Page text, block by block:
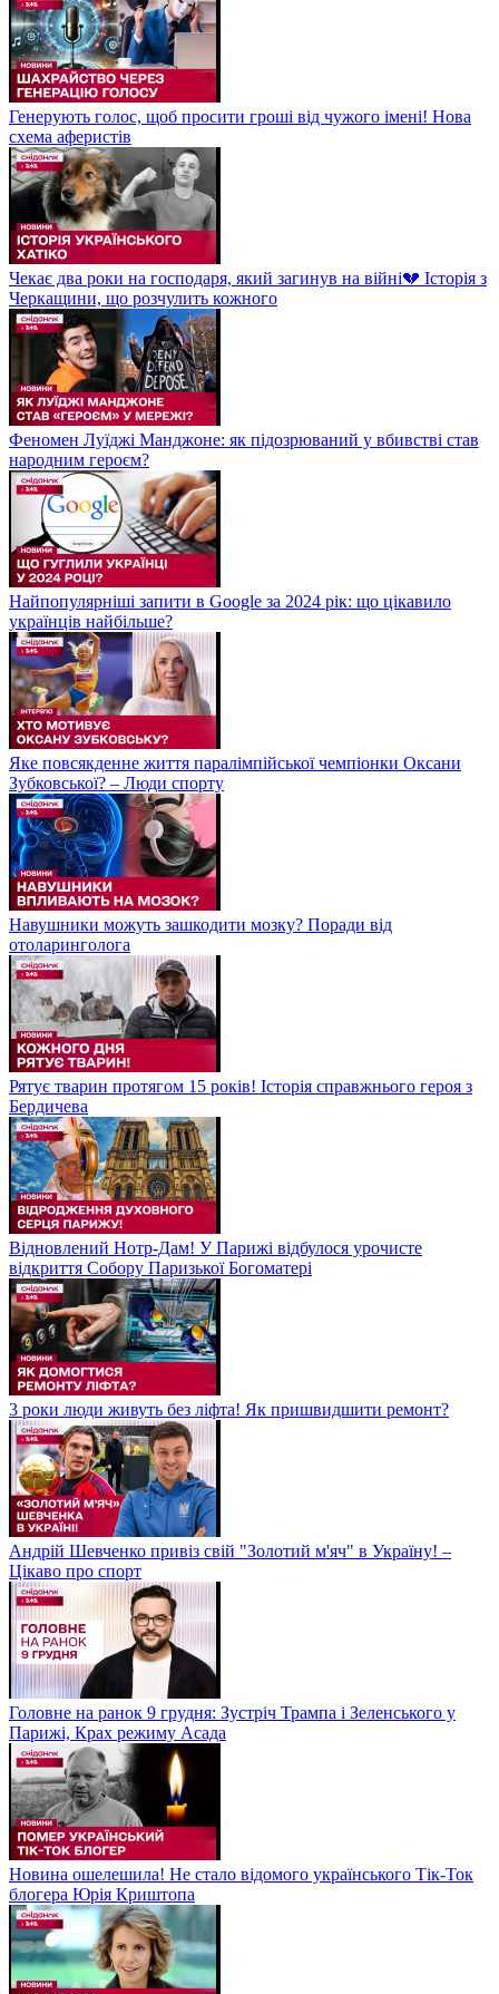
Генерують голос, щоб просити гроші від чужого імені! Нова
схема аферистів
Чекає два роки на господаря, який загинув на війні💔 Історія з
Черкащини, що розчулить кожного
Феномен Луїджі Манджоне: як підозрюваний у вбивстві став
народним героєм?
Найпопулярніші запити в Google за 2024 рік: що цікавило
українців найбільше?
Яке повсякденне життя паралімпійської чемпіонки Оксани
Зубковської? – Люди спорту
Навушники можуть зашкодити мозку? Поради від
отоларинголога
Рятує тварин протягом 15 років! Історія справжнього героя з
Бердичева
Відновлений Нотр-Дам! У Парижі відбулося урочисте
відкриття Собору Паризької Богоматері
3 роки люди живуть без ліфта! Як пришвидшити ремонт?
Андрій Шевченко привіз свій "Золотий м'яч" в Україну! –
Цікаво про спорт
Головне на ранок 9 грудня: Зустріч Трампа і Зеленського у
Парижі, Крах режиму Асада
Новина ошелешила! Не стало відомого українського Тік-Ток
блогера Юрія Криштопа